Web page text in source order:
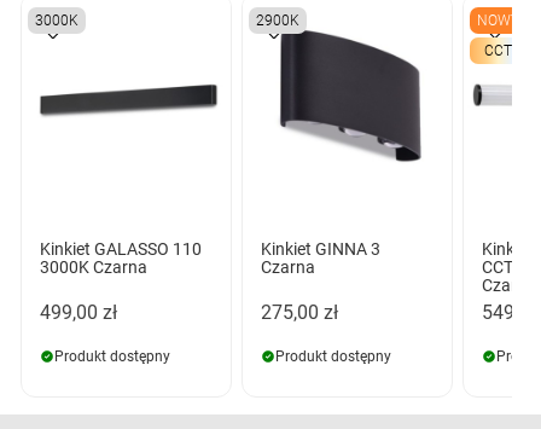
3000K
Kinkiet GALASSO 110
3000K Czarna
499,00 zł
Produkt dostępny
2900K
Kinkiet GINNA 3
Czarna
275,00 zł
Produkt dostępny
NOWY
CCT
Kinkiet
CCT
Czarna
549,00